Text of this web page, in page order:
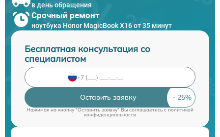
в день обращения
Срочный ремонт
ноутбука Honor MagicBook X16 от 35 минут
Бесплатная консультация со
специалистом
Оставить заявку
Нажимая на кнопку "Оставить заявку" Вы соглашаетесь cполитикой
конфиденциальности